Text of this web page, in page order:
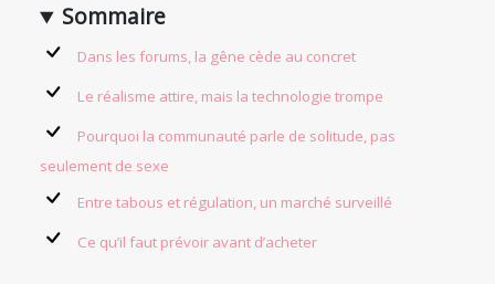
Sommaire
Dans les forums, la gêne cède au concret
Le réalisme attire, mais la technologie trompe
Pourquoi la communauté parle de solitude, pas
seulement de sexe
Entre tabous et régulation, un marché surveillé
Ce qu’il faut prévoir avant d’acheter